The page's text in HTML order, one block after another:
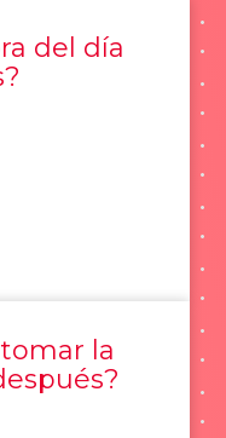
del día
la